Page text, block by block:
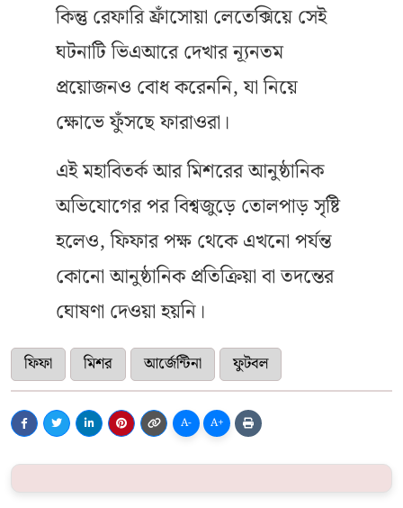
কিন্তু রেফারি ফ্রাঁসোয়া লেতেক্সিয়ে সেই
ঘটনাটি ভিএআরে দেখার ন্যূনতম
প্রয়োজনও বোধ করেননি, যা নিয়ে
ক্ষোভে ফুঁসছে ফারাওরা।
এই মহাবিতর্ক আর মিশরের আনুষ্ঠানিক
অভিযোগের পর বিশ্বজুড়ে তোলপাড় সৃষ্টি
হলেও, ফিফার পক্ষ থেকে এখনো পর্যন্ত
কোনো আনুষ্ঠানিক প্রতিক্রিয়া বা তদন্তের
ঘোষণা দেওয়া হয়নি।
ফিফা মিশর আর্জেন্টিনা ফুটবল
A- A+